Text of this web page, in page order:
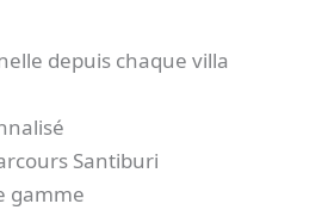
depuis chaque villa
Santiburi
gamme